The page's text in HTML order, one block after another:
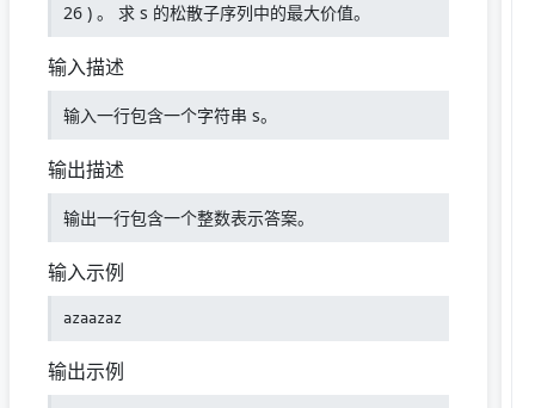
26 ) 。 求 s 的松散子序列中的最大价值。
输入描述
输入一行包含一个字符串 s。
输出描述
输出一行包含一个整数表示答案。
输入示例
azaazaz
输出示例